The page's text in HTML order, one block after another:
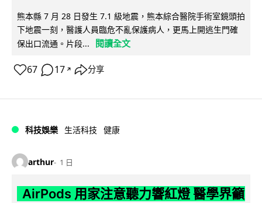
熊本縣 7 月 28 日發生 7.1 級地震，熊本綜合醫院手術室鏡頭拍
下地震一刻，醫護人員臨危不亂保護病人，更馬上開逃生門確
保出口流通。片段...
閱讀全文
67 17 ↗ 分享
科技娛樂 生活科技 健康
arthur 1 日
AirPods 用家注意聽力響紅燈 醫學界籲